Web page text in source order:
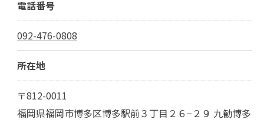
電話番号
092-476-0808
所在地
〒812-0011
福岡県福岡市博多区博多駅前３丁目２６−２９ 九勧博多